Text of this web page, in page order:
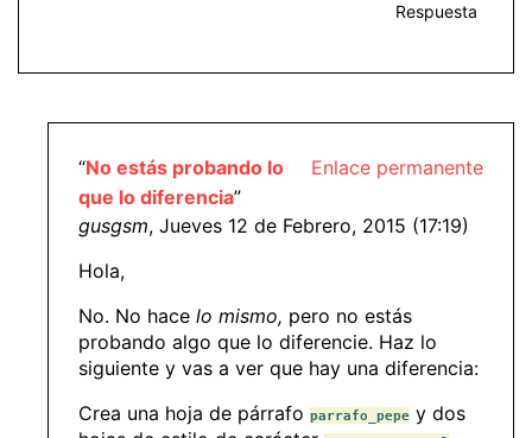
Respuesta
Enlace permanente
“No estás probando lo
que lo diferencia”
gusgsm, Jueves 12 de Febrero, 2015 (17:19)
Hola,
No. No hace lo mismo, pero no estás
probando algo que lo diferencie. Haz lo
siguiente y vas a ver que hay una diferencia:
Crea una hoja de párrafo parrafo_pepe y dos